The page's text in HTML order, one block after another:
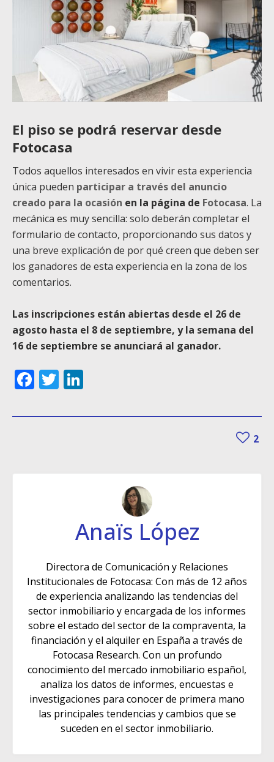
El piso se podrá reservar desde
Fotocasa
Todos aquellos interesados en vivir esta experiencia
única pueden participar a través del anuncio
creado para la ocasión en la página de Fotocasa. La
mecánica es muy sencilla: solo deberán completar el
formulario de contacto, proporcionando sus datos y
una breve explicación de por qué creen que deben ser
los ganadores de esta experiencia en la zona de los
comentarios.
Las inscripciones están abiertas desde el 26 de
agosto hasta el 8 de septiembre, y la semana del
16 de septiembre se anunciará al ganador.
Facebook
Twitter
2
Anaïs López
Directora de Comunicación y Relaciones
Institucionales de Fotocasa: Con más de 12 años
de experiencia analizando las tendencias del
sector inmobiliario y encargada de los informes
sobre el estado del sector de la compraventa, la
financiación y el alquiler en España a través de
Fotocasa Research. Con un profundo
conocimiento del mercado inmobiliario español,
analiza los datos de informes, encuestas e
investigaciones para conocer de primera mano
las principales tendencias y cambios que se
suceden en el sector inmobiliario.